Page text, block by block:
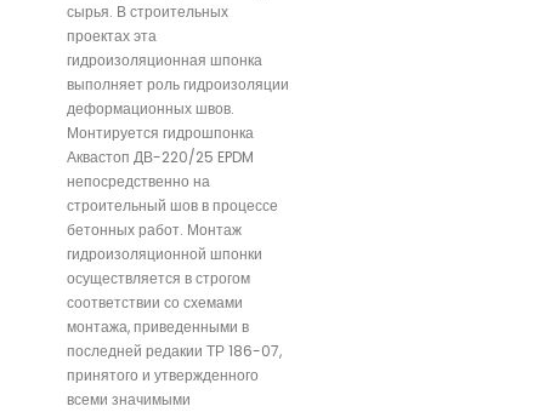
сырья. В строительных
проектах эта
гидроизоляционная шпонка
выполняет роль гидроизоляции
деформационных швов.
Монтируется гидрошпонка
Аквастоп ДВ-220/25 EPDM
непосредственно на
строительный шов в процессе
бетонных работ. Монтаж
гидроизоляционной шпонки
осуществляется в строгом
соответствии со схемами
монтажа, приведенными в
последней редакии ТР 186-07,
принятого и утвержденного
всеми значимыми